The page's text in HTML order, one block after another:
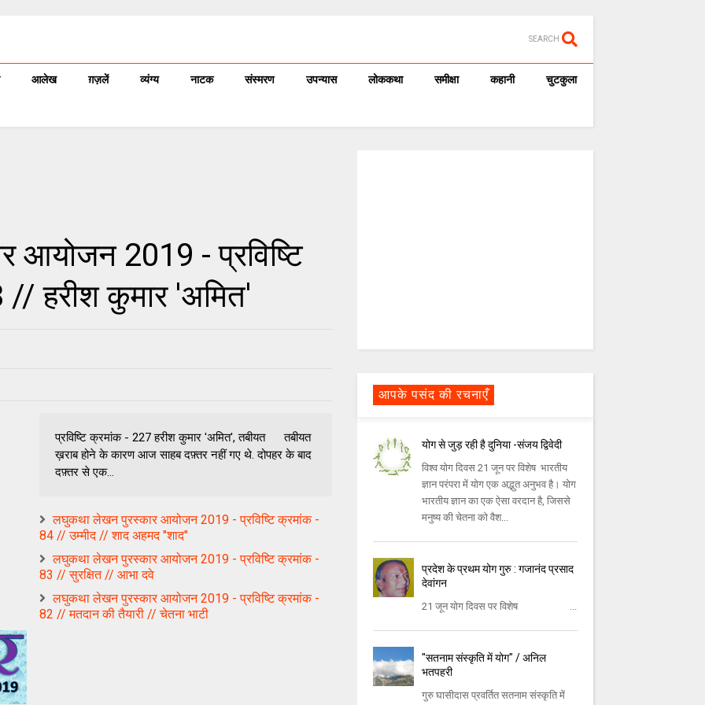
SEARCH
आलेख ग़ज़लें व्यंग्य नाटक संस्मरण उपन्यास लोककथा समीक्षा कहानी चुटकुला
2019 - प्रविष्टि
हरीश कुमार 'अमित'
प्रविष्टि क्रमांक - 227 हरीश कुमार 'अमित', तबीयत तबीयत
ख़राब होने के कारण आज साहब दफ़्तर नहीं गए थे. दोपहर के बाद
दफ़्तर से एक...
लघुकथा लेखन पुरस्कार आयोजन 2019 - प्रविष्टि क्रमांक -
84 // उम्मीद // शाद अहमद "शाद"
लघुकथा लेखन पुरस्कार आयोजन 2019 - प्रविष्टि क्रमांक -
83 // सुरक्षित // आभा दवे
लघुकथा लेखन पुरस्कार आयोजन 2019 - प्रविष्टि क्रमांक -
82 // मतदान की तैयारी // चेतना भाटी
आपके पसंद की रचनाएँ
योग से जुड़ रही है दुनिया -संजय द्विवेदी
विश्व योग दिवस 21 जून पर विशेष भारतीय
ज्ञान परंपरा में योग एक अद्भुत अनुभव है। योग
भारतीय ज्ञान का एक ऐसा वरदान है, जिससे
मनुष्य की चेतना को वैश...
प्रदेश के प्रथम योग गुरु : गजानंद प्रसाद
देवांगन
21 जून योग दिवस पर विशेष ...
"सतनाम संस्कृति में योग" / अनिल
भतपहरी
गुरु घासीदास प्रवर्तित सतनाम संस्कृति में